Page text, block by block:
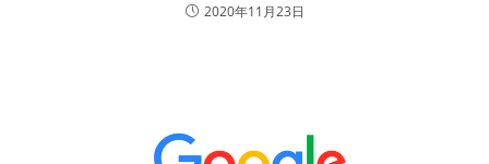
2020年11月23日